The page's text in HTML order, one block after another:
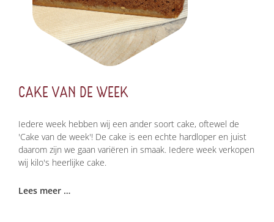
CAKE VAN DE WEEK
Iedere week hebben wij een ander soort cake, oftewel de
'Cake van de week'! De cake is een echte hardloper en juist
daarom zijn we gaan variëren in smaak. Iedere week verkopen
wij kilo's heerlijke cake.
Lees meer …